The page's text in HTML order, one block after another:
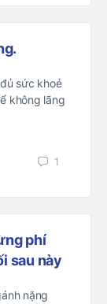
sức khoẻ
không lãng
1
phí
sau này
nặng